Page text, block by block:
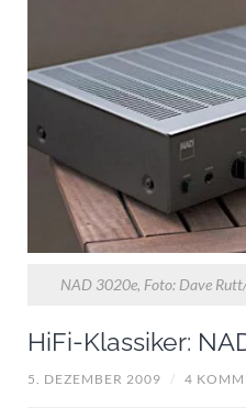
NAD 3020e, Foto: Dave
HiFi-Klassiker:
5. DEZEMBER 2009 / 4